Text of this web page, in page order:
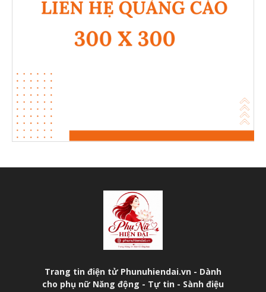
Trang tin điện tử Phunuhiendai.vn - Dành
cho phụ nữ Năng động - Tự tin - Sành điệu